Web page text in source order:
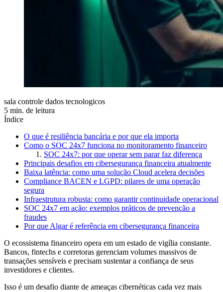
sala controle dados tecnologicos
5 min. de leitura
Índice
O que é resiliência bancária e por que ela importa
Como o SOC 24x7 funciona no monitoramento financeiro
SOC 24x7: por que operar sem parar faz diferença
Principais desafios em cibersegurança financeira atualmente
Baixa latência: como uma solução Cloud acelera decisões
Compliance BACEN e LGPD: pilares de uma operação
segura
Infraestrutura robusta: como garantir continuidade operacional
SOC 24x7 em ação: exemplos práticos de prevenção a
fraudes
Por que Algar é referência em cibersegurança financeira
O ecossistema financeiro opera em um estado de vigília constante.
Bancos, fintechs e corretoras gerenciam volumes massivos de
transações sensíveis e precisam sustentar a confiança de seus
investidores e clientes.
Isso é um desafio diante de ameaças cibernéticas cada vez mais